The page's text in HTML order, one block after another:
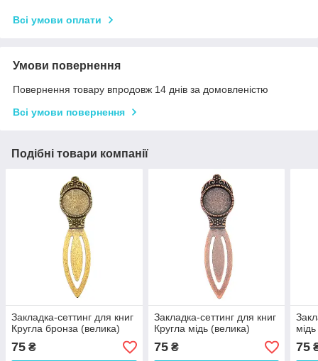
Всі умови оплати
Умови повернення
Повернення товару впродовж 14 днів за домовленістю
Всі умови повернення
Подібні товари компанії
Закладка-сеттинг для книг
Кругла бронза (велика)
75 ₴
Закладка-сеттинг для книг
Кругла мідь (велика)
75₴ 75